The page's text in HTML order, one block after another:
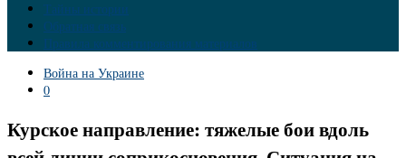
Тайны истории
Обратная связь
Правила комментирования материалов
Война на Украине
0
Курское направление: тяжелые бои вдоль